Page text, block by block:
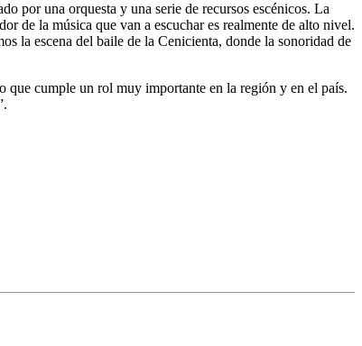
por una orquesta y una serie de recursos escénicos. La
de la música que van a escuchar es realmente de alto nivel.
la escena del baile de la Cenicienta, donde la sonoridad de
que cumple un rol muy importante en la región y en el país.